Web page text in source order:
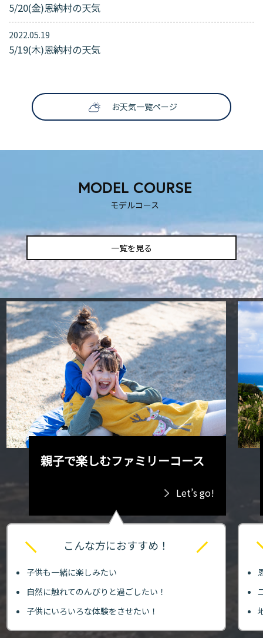
5/20(金)恩納村の天気
2022.05.19
5/19(木)恩納村の天気
お天気一覧ページ
MODEL COURSE
モデルコース
一覧を見る
親子で楽しむファミリーコース
Let’s go!
こんな方におすすめ！
子供も一緒に楽しみたい
自然に触れてのんびりと過ごしたい！
子供にいろいろな体験をさせたい！